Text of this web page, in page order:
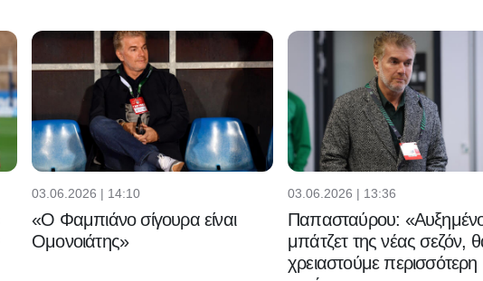
03.06.2026 | 14:10
«Ο Φαμπιάνο σίγουρα είναι
Ομονοιάτης»
03.06.2026 | 13:36
Παπασταύρου:
μπάτζετ της νέας σεζόν,
χρειαστούμε περισσότερη